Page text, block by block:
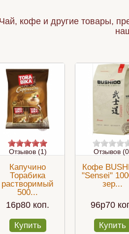
Чай, кофе и другие товары,
Отзывов (1)
Капучино
Торабика
растворимый
500...
16p80 коп.
Купить
Отзывов
Кофе
"Sensei"
зер...
96p70
Купить